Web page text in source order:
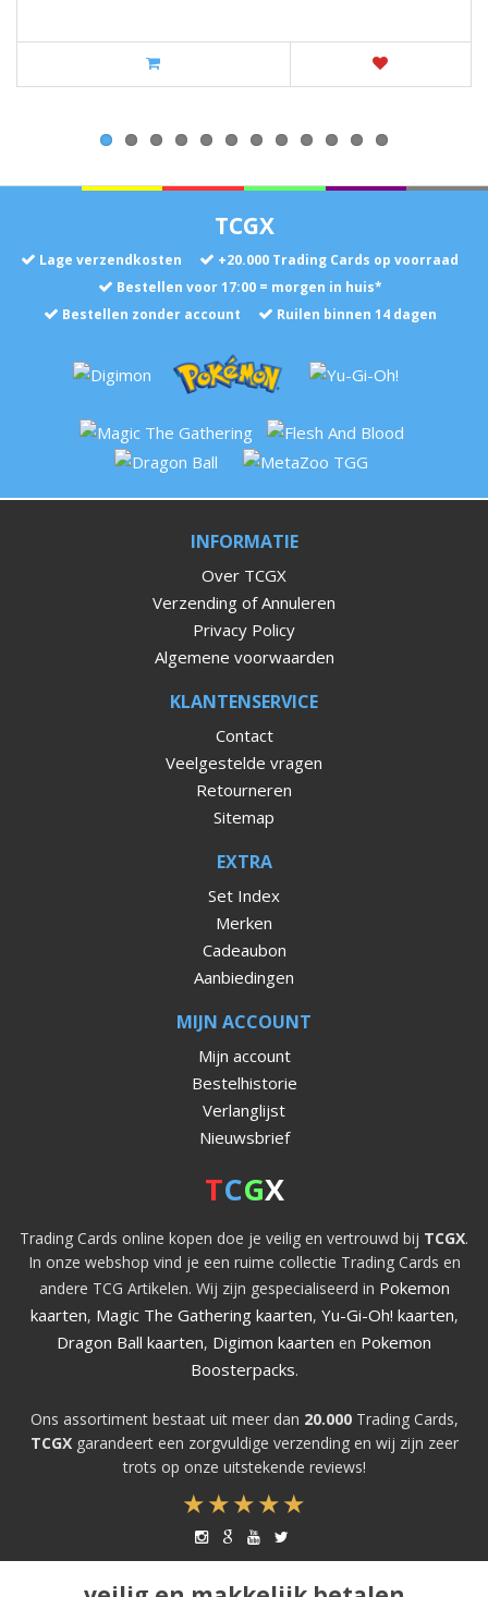
TCGX
Lage verzendkosten +20.000 Trading Cards op voorraad
Bestellen voor 17:00 = morgen in huis*
Bestellen zonder account
Ruilen binnen 14 dagen
INFORMATIE
Over TCGX
Verzending of Annuleren
Privacy Policy
Algemene voorwaarden
KLANTENSERVICE
Contact
Veelgestelde vragen
Retourneren
Sitemap
EXTRA
Set Index
Merken
Cadeaubon
Aanbiedingen
MIJN ACCOUNT
Mijn account
Bestelhistorie
Verlanglijst
Nieuwsbrief
TCGX
Trading Cards online kopen doe je veilig en vertrouwd bij TCGX.
In onze webshop vind je een ruime collectie Trading Cards en
andere TCG Artikelen. Wij zijn gespecialiseerd in Pokemon
kaarten, Magic The Gathering kaarten, Yu-Gi-Oh! kaarten,
Dragon Ball kaarten, Digimon kaarten en Pokemon
Boosterpacks.
Ons assortiment bestaat uit meer dan 20.000Trading Cards,
TCGXgarandeert een zorgvuldige verzending en wij zijn zeer
trots op onze uitstekende reviews!